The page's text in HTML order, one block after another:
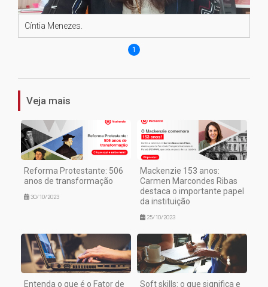
Cíntia Menezes.
1
Veja mais
Reforma Protestante: 506
anos de transformação
30/10/2023
Mackenzie 153 anos:
Carmen Marcondes Ribas
destaca o importante papel
da instituição
25/10/2023
Entenda o que é o Fator de Soft skills: o que significa e